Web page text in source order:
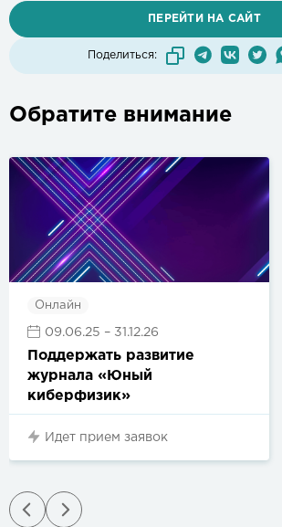
ПЕРЕЙТИ НА САЙТ
Поделиться:
Обратите внимание
Онлайн
09.06.25 – 31.12.26
Поддержать развитие
журнала «Юный
киберфизик»
Идет прием заявок